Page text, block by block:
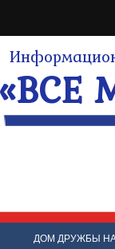
«ВСЕ
ДОМ ДРУЖБЫ